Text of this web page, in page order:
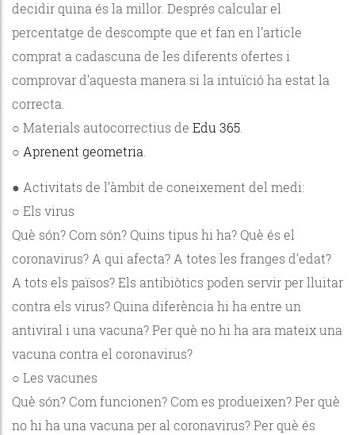
decidir quina és la millor. Després calcular el
percentatge de descompte que et fan en l’article
comprat a cadascuna de les diferents ofertes i
comprovar d’aquesta manera si la intuïció ha estat la
correcta.
○ Materials autocorrectius de Edu 365
○ Aprenent geometria
● Activitats de l’àmbit de coneixement del medi:
○ Els virus
Què són? Com són? Quins tipus hi ha? Què és el
coronavirus? A qui afecta? A totes les franges d’edat?
A tots els països? Els antibiòtics poden servir per lluitar
contra els virus? Quina diferència hi ha entre un
antiviral i una vacuna? Per què no hi ha ara mateix una
vacuna contra el coronavirus?
○ Les vacunes
Què són? Com funcionen? Com es produeixen? Per què
no hi ha una vacuna per al coronavirus? Per què és